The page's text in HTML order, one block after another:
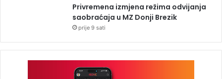
Privremena izmjena režima odvijanja
saobraćaja u MZ Donji Brezik
prije 9 sati